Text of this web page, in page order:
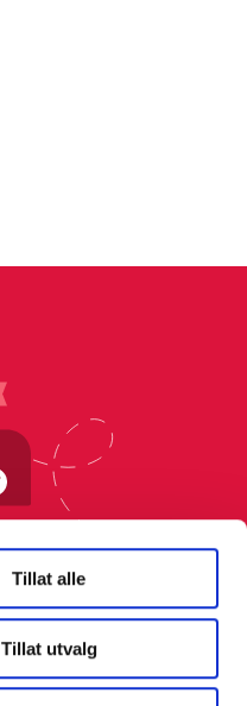
Tillat alle
Tillat utvalg